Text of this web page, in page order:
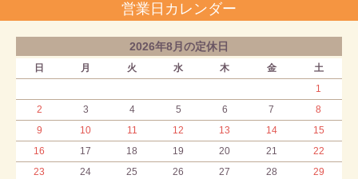
営業日カレンダー
2026年8月の定休日
日 月 火 水 木 金
土
1
2
3 4 5 6 7
8
9
10 11 12 13 14
15
16
17 18 19 20 21
22
23
24 25 26 27 28
29